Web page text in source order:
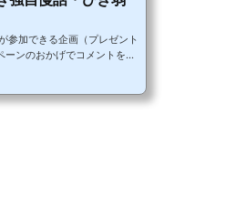
参加できる企画（プレゼント
ンのおかげでコメントをし
が大変だけどすっごい楽しか